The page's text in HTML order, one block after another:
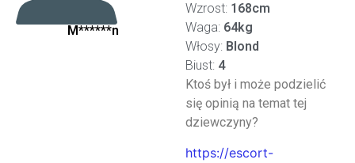
M******n
Wzrost: 168cm
Waga: 64kg
Włosy: Blond
Biust: 4
Ktoś był i może podzielić
się opinią na temat tej
dziewczyny?
https://escort-